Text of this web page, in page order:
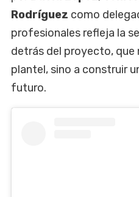
Rodríguez como
profesionales refleja la
detrás del proyecto, que
plantel, sino a construir
futuro.